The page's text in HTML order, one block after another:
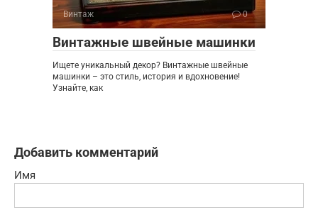
Винтаж 0
Винтажные швейные машинки
Ищете уникальный декор? Винтажные швейные
машинки – это стиль, история и вдохновение!
Узнайте, как
Добавить комментарий
Имя